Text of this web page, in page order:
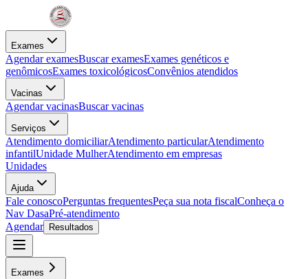
Exames
Agendar examesBuscar examesExames genéticos e
genômicosExames toxicológicosConvênios atendidos
Vacinas
Agendar vacinasBuscar vacinas
Serviços
Atendimento domiciliarAtendimento particularAtendimento
infantilUnidade MulherAtendimento em empresas
Unidades
Ajuda
Fale conoscoPerguntas frequentesPeça sua nota fiscalConheça o
Nav DasaPré-atendimento
Agendar
Resultados
Exames